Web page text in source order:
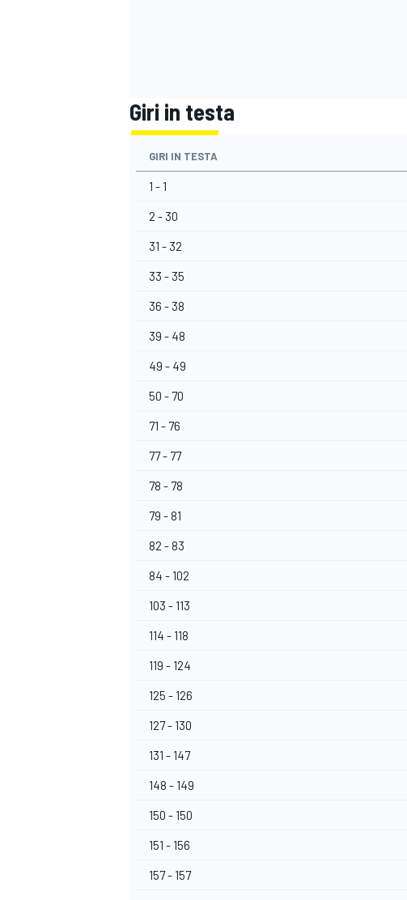
MONOMARCA
RALLY
Giri in testa
GIRI IN TESTA
1 - 1
2 - 30
31 - 32
33 - 35
36 - 38
39 - 48
49 - 49
50 - 70
71 - 76
77 - 77
78 - 78
79 - 81
82 - 83
84 - 102
103 - 113
114 - 118
119 - 124
125 - 126
127 - 130
131 - 147
148 - 149
150 - 150
151 - 156
157 - 157